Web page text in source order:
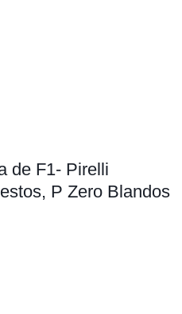
de F1- Pirelli
P Zero Blandos